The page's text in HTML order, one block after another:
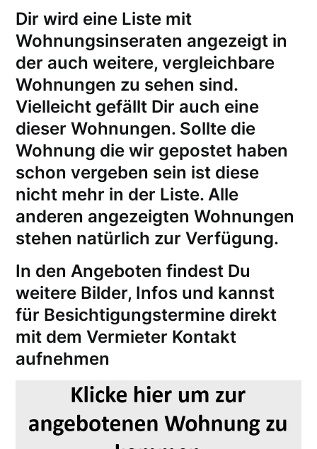
Dir wird eine Liste mit
Wohnungsinseraten angezeigt in
der auch weitere, vergleichbare
Wohnungen zu sehen sind.
Vielleicht gefällt Dir auch eine
dieser Wohnungen. Sollte die
Wohnung die wir gepostet haben
schon vergeben sein ist diese
nicht mehr in der Liste. Alle
anderen angezeigten Wohnungen
stehen natürlich zur Verfügung.
In den Angeboten findest Du
weitere Bilder, Infos und kannst
für Besichtigungstermine direkt
mit dem Vermieter Kontakt
aufnehmen